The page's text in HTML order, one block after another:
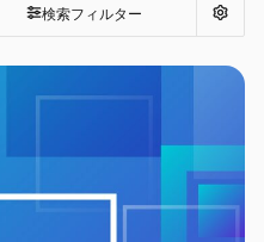
検索フィルター